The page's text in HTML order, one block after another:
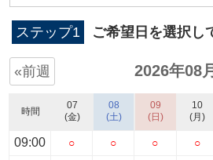
ステップ1 ご希望日を選択し
«前週 2026年08月
時間
09:00
07
(金)
○
08
(土)
○
09
(日)
○
10
(月)
○